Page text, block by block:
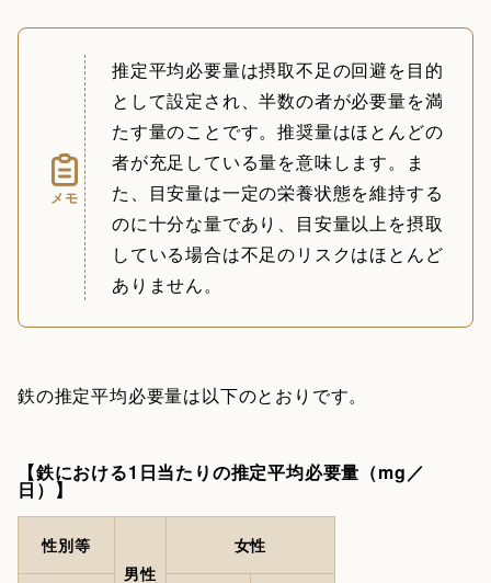
メモ
推定平均必要量は摂取不足の回避を目的
として設定され、半数の者が必要量を満
たす量のことです。推奨量はほとんどの
者が充足している量を意味します。ま
た、目安量は一定の栄養状態を維持する
のに十分な量であり、目安量以上を摂取
している場合は不足のリスクはほとんど
ありません。
鉄の推定平均必要量は以下のとおりです。
【鉄における1日当たりの推定平均必要量（mg／
日）】
性別等
男性
女性